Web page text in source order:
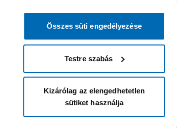
Összes süti engedélyezése
Testre szabás
Kizárólag az elengedhetetlen
sütiket használja